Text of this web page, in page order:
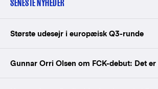
SENESTE NYHEDER
Største udesejr i europæisk Q3-runde
Gunnar Orri Olsen om FCK-debut: Det